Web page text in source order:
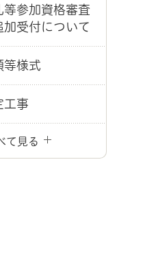
等参加資格審査
加受付について
等様式
工事
て見る